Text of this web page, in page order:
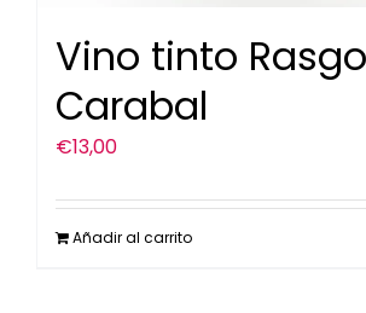
Vino tinto Rasgo
Carabal
€13,00
Añadir al carrito